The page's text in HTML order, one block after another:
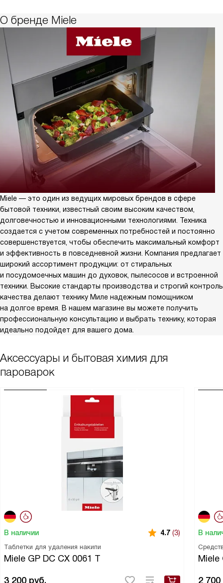
О бренде Miele
Miele — это один из ведущих мировых брендов в сфере
бытовой техники, известный своим высоким качеством,
долговечностью и инновационными технологиями. Техника
создается с учетом современных потребностей и постоянно
совершенствуется, чтобы обеспечить максимальный комфорт
и эффективность в повседневной жизни. Компания предлагает
широкий ассортимент продукции: от стиральных
и посудомоечных машин до духовок, пылесосов и встроенной
техники. Высокие стандарты производства и строгий контроль
качества делают технику Миле надежным помощником
на долгое время. В нашем магазине вы можете получить
профессиональную консультацию и выбрать технику, которая
идеально подойдет для вашего дома.
Аксессуары и бытовая химия для
пароварок
В наличии 4.7 (3)
Таблетки для удаления накипи
Miele GP DC CX 0061 T
3 200 руб.
В
Miele
2 700